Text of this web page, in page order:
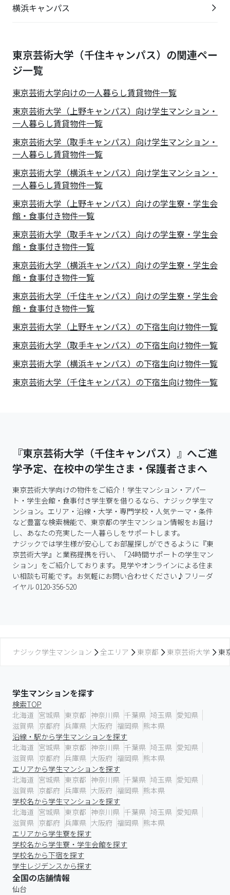
横浜キャンパス
東京芸術大学（千住キャンパス）の関連ペー
ジ一覧
東京芸術大学向けの一人暮らし賃貸物件一覧
東京芸術大学（上野キャンパス）向け学生マンション・
一人暮らし賃貸物件一覧
東京芸術大学（取手キャンパス）向け学生マンション・
一人暮らし賃貸物件一覧
東京芸術大学（横浜キャンパス）向け学生マンション・
一人暮らし賃貸物件一覧
東京芸術大学（上野キャンパス）向けの学生寮・学生会
館・食事付き物件一覧
東京芸術大学（取手キャンパス）向けの学生寮・学生会
館・食事付き物件一覧
東京芸術大学（横浜キャンパス）向けの学生寮・学生会
館・食事付き物件一覧
東京芸術大学（千住キャンパス）向けの学生寮・学生会
館・食事付き物件一覧
東京芸術大学（上野キャンパス）の下宿生向け物件一覧
東京芸術大学（取手キャンパス）の下宿生向け物件一覧
東京芸術大学（横浜キャンパス）の下宿生向け物件一覧
東京芸術大学（千住キャンパス）の下宿生向け物件一覧
『東京芸術大学（千住キャンパス）』へご進
学予定、在校中の学生さま・保護者さまへ
東京芸術大学向けの物件をご紹介！学生マンション・アパー
ト・学生会館・食事付き学生寮を借りるなら、ナジック学生マ
ンション。エリア・沿線・大学・専門学校・人気テーマ・条件
など豊富な検索機能で、東京都の学生マンション情報をお届け
し、あなたの充実した一人暮らしをサポートします。
ナジックでは学生様が安心してお部屋探しができるように『東
京芸術大学』と業務提携を行い、「24時間サポートの学生マン
ション」をご紹介しております。見学やオンラインによる住ま
い相談も可能です。お気軽にお問い合わせください♪フリーダ
イヤル 0120-356-520
ナジック学生マンション 全エリア 東京都 東京芸術大学 東
学生マンションを探す
検索TOP
北海道 宮城県 東京都 神奈川県 千葉県 埼玉県 愛知県
滋賀県 京都府 兵庫県 大阪府 福岡県 熊本県
沿線・駅から学生マンションを探す
北海道 宮城県 東京都 神奈川県 千葉県 埼玉県 愛知県
滋賀県 京都府 兵庫県 大阪府 福岡県 熊本県
エリアから学生マンションを探す
北海道 宮城県 東京都 神奈川県 千葉県 埼玉県 愛知県
滋賀県 京都府 兵庫県 大阪府 福岡県 熊本県
学校名から学生マンションを探す
北海道 宮城県 東京都 神奈川県 千葉県 埼玉県 愛知県
滋賀県 京都府 兵庫県 大阪府 福岡県 熊本県
エリアから学生寮を探す
学校名から学生寮・学生会館を探す
学校名から下宿を探す
学生レジデンスから探す
全国の店舗情報
仙台